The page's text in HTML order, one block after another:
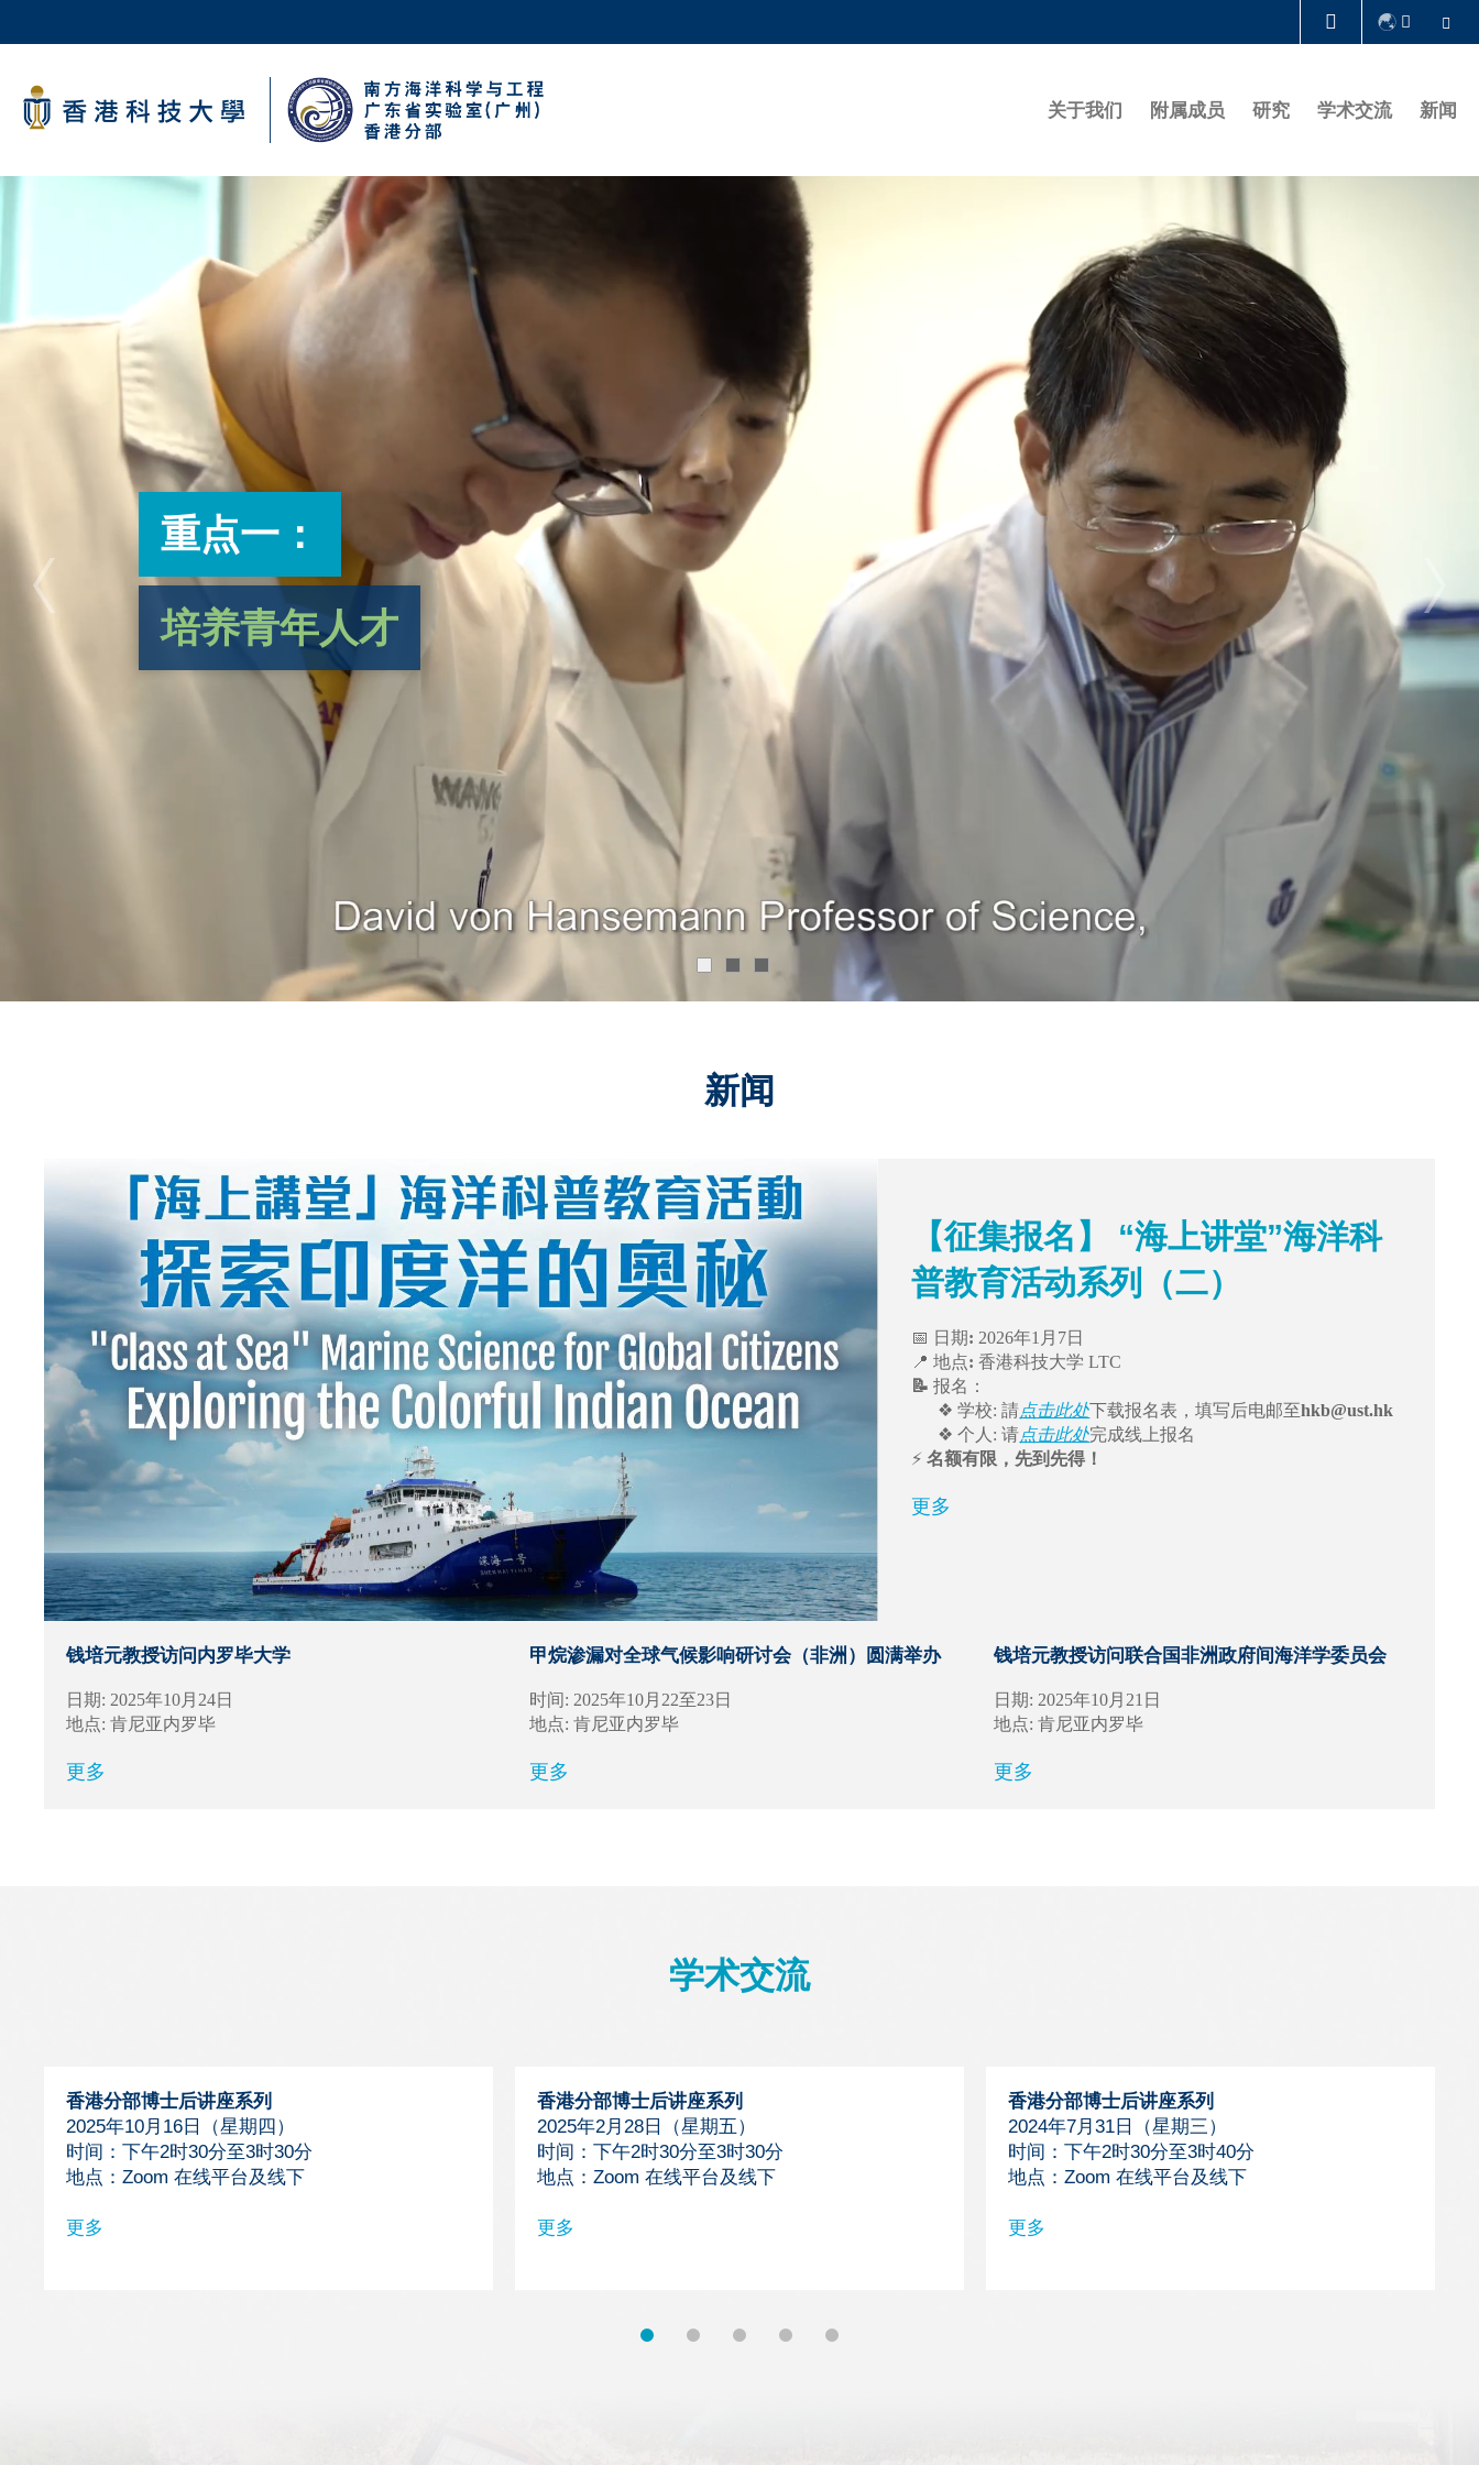
to
content
科大新闻
校园地图及指南
关于我们 附属成员 研究 学术交流 新闻
重点一：
培养青年人才
新闻
【征集报名】 “海上讲堂”海洋科
普教育活动系列（二）
📅 日期: 2026年1月7日
📍 地点: 香港科技大学 LTC
📝报名：
❖ 学校: 請点击此处下载报名表，填写后电邮至​​​​​​​hkb@ust.hk
❖ 个人: 请点击此处完成线上报名
⚡ ​​​​​​​名额有限，先到先得！
更多
钱培元教授访问内罗毕大学
日期: 2025年10月24日
地点: 肯尼亚内罗毕
更多
甲烷渗漏对全球气候影响研讨会（非洲）圆满举办
时间: 2025年10月22至23日
地点: 肯尼亚内罗毕
更多
钱培元教授访问联合国非洲政府间海洋学委员会
日期: 2025年10月21日
地点: 肯尼亚内罗毕
更多
学术交流
香港分部博士后讲座系列
2025年10月16日（星期四）
时间：下午2时30分至3时30分
地点：Zoom 在线平台及线下
更多
香港分部博士后讲座系列
2025年2月28日（星期五）
时间：下午2时30分至3时30分
地点：Zoom 在线平台及线下
更多
香港分部博士后讲座系列
2024年7月31日（星期三）
时间：下午2时30分至3时40分
地点：Zoom 在线平台及线下
更多